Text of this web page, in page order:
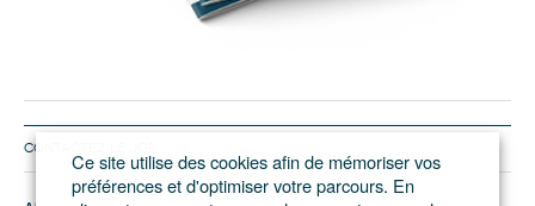
CONTACTEZ LE JGP
Ce site utilise des cookies afin de mémoriser vos
préférences et d'optimiser votre parcours. En